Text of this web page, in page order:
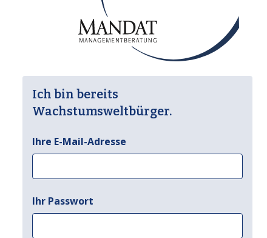
Ich bin bereits
Wachstumsweltbürger.
Ihre E-Mail-Adresse
Ihr Passwort